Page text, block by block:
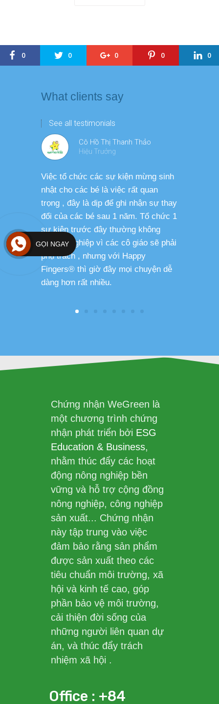
0 0 0 0 0
What clients say
See all testimonials
Cô Hồ Thị Thanh Thảo
Hiệu Trưởng
Việc tổ chức các sự kiện mừng sinh
nhật cho các bé là việc rất quan
trọng , đây là dịp để ghi nhận sự thay
đổi của các bé sau 1 năm. Tổ chức 1
sự kiện trước đây thường không
chuyên nghiệp vì các cô giáo sẽ phải
phụ trách , nhưng với Happy
Fingers® thì giờ đây mọi chuyện dễ
dàng hơn rất nhiều.
Chứng nhận WeGreen là
một chương trình chứng
nhận phát triển bởi ESG
Education & Business,
nhằm thúc đẩy các hoạt
động nông nghiệp bền
vững và hỗ trợ cộng đồng
nông nghiệp, công nghiệp
sản xuất... Chứng nhận
này tập trung vào việc
đảm bảo rằng sản phẩm
được sản xuất theo các
tiêu chuẩn môi trường, xã
hội và kinh tế cao, góp
phần bảo vệ môi trường,
cải thiện đời sống của
những người liên quan dự
án, và thúc đẩy trách
nhiệm xã hội .
Office : +84
GỌI NGAY